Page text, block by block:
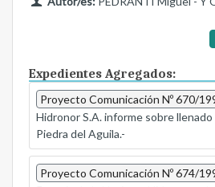
Expedientes Agregados:
Proyecto Comunicación Nº 670/
Hidronor S.A. informe sobre llenado
Piedra del Aguila.-
Proyecto Comunicación Nº 674/